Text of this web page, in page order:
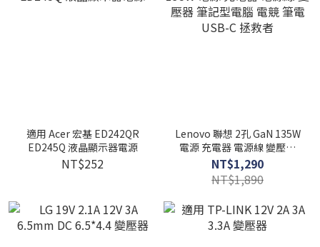
適用 Acer 宏基 ED242QR
ED245Q 液晶顯示器電源
NT$252
Lenovo 聯想 2孔 GaN 135W
電源 充電器 電源線 變壓器
筆記型電腦 電競 筆電 USB-
C 拯救者
NT$1,290
NT$1,890